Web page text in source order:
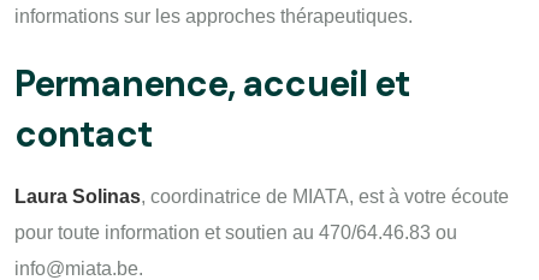
informations sur les approches thérapeutiques.
Permanence, accueil et
contact
Laura Solinas, coordinatrice de MIATA, est à votre écoute
pour toute information et soutien au 470/64.46.83 ou
info@miata.be.